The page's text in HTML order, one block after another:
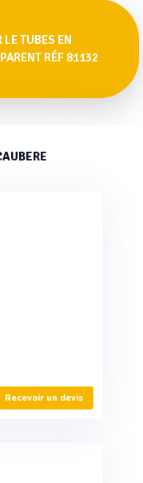
TUBES EN
RÉF 81132
Recevoir un devis